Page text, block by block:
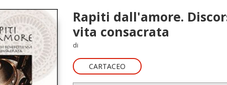
Rapiti dall'amore.
vita consacrata
di
CARTACEO